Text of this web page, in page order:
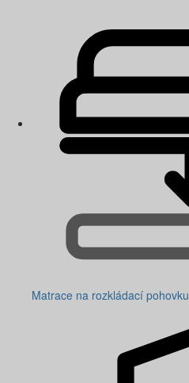
Matrace na rozkládací pohovku